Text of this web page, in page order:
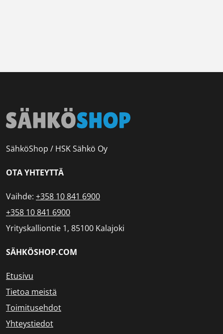
SähköShop / HSK Sähkö Oy
OTA YHTEYTTÄ
Vaihde: +358 10 841 6900
+358 10 841 6900
Yrityskalliontie 1, 85100 Kalajoki
SÄHKÖSHOP.COM
Etusivu
Tietoa meistä
Toimitusehdot
Yhteystiedot